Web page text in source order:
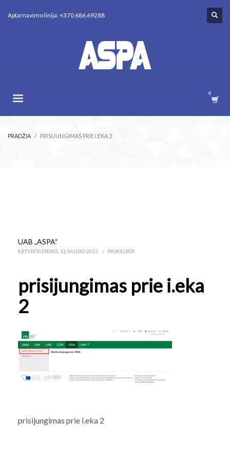
Aptarnavimo linija: +370 686 69288
PRADŽIA PRISIJUNGIMAS PRIE I.EKA 2
UAB „ASPA“
KETVIRTADIENIS, 12 SAUSIO 2023 / PASKELBTA
prisijungimas prie i.eka
2
prisijungimas prie i.eka 2